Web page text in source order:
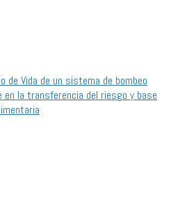
de Vida de un sistema de bombeo
en la transferencia del riesgo y base